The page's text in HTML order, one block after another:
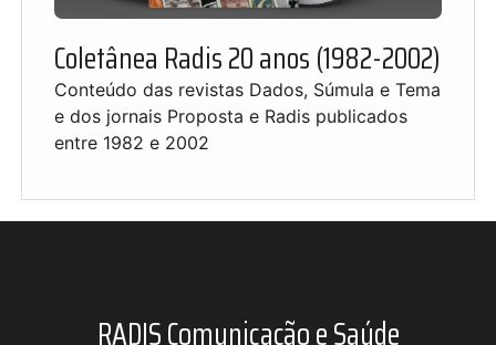
Coletânea Radis 20 anos (1982-2002)
Conteúdo das revistas Dados, Súmula e Tema
e dos jornais Proposta e Radis publicados
entre 1982 e 2002
RADIS Comunicação e Saúde